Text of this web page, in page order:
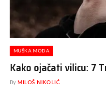
MUŠKA MODA
Kako ojačati vilicu: 7
By MILOŠ NIKOLIĆ